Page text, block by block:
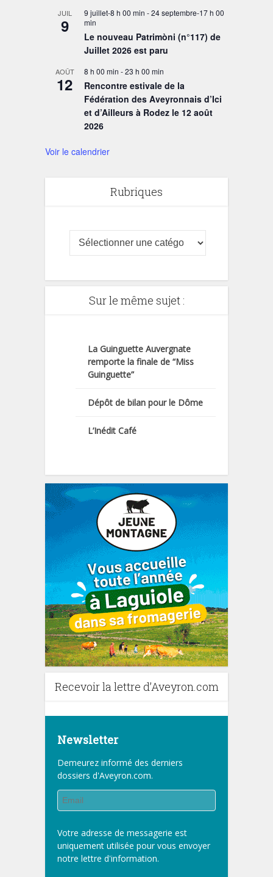
JUIL
9
9 juillet-8 h 00 min -24 septembre-17 h 00
min
Le nouveau Patrimòni (n°117) de
Juillet 2026 est paru
AOÛT
12
8 h 00 min -23 h 00 min
Rencontre estivale de la
Fédération des Aveyronnais d’Ici
et d’Ailleurs à Rodez le 12 août
2026
Voir le calendrier
Rubriques
Sur le même sujet :
La Guinguette Auvergnate
remporte la finale de “Miss
Guinguette”
Dépôt de bilan pour le Dôme
L’Inédit Café
Recevoir la lettre d’Aveyron.com
Newsletter
Demeurez informé des derniers
dossiers d'Aveyron.com.
Votre adresse de messagerie est
uniquement utilisée pour vous envoyer
notre lettre d'information.